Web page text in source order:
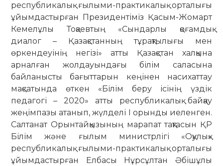
республикалық ғылыми-практикалық орталығы
ұйымдастырған Президентіміз Қасым-Жомарт
Кемелұлы Тоқаевтың «Сындарлы қоғамдық
диалог – Қазақстанның тұрақтылығы мен
өркендеуінің негізі» атты Қазақстан халқына
арналған жолдауындағы білім саласына
байланысты бағыттарын кеңінен насихаттау
мақсатында өткен «Білім беру ісінің үздік
педагогі – 2020» атты республикалық байқау
жеңімпазы атанып, жүлделі І орынды иеленген.
Салтанат Орынтайқызының марапат тақтасын ҚР
Білім және ғылым министрлігі «Оқулық»
республикалық ғылыми-практикалық орталығы
ұйымдастырған Елбасы Нұрсұлтан Әбішұлы